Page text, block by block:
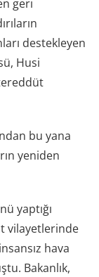
geri
destekleyen
Husi
bu yana
yeniden
yaptığı
vilayetlerinde
hava
Bakanlık,